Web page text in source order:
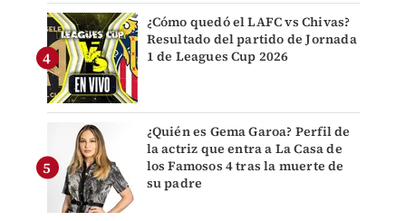
¿Cómo quedó el LAFC vs Chivas?
Resultado del partido de Jornada
1 de Leagues Cup 2026
¿Quién es Gema Garoa? Perfil de
la actriz que entra a La Casa de
los Famosos 4 tras la muerte de
su padre